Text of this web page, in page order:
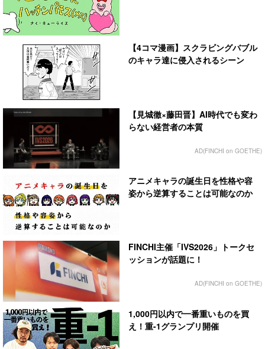
【4コマ漫画】スクラビングバブル
のキャラ達に侵入されるシーン
【見城徹×藤田晋】AI時代でも変わ
らない経営者の本質
AD(FINCHI on GOETHE)
アニメキャラの誕生日を性格や容
姿から逆算することは可能なのか
FINCHI主催「IVS2026」トークセ
ッションが話題に！
AD(FINCHI on GOETHE)
1,000円以内で一番重いものを買
え！重-1グランプリ開催